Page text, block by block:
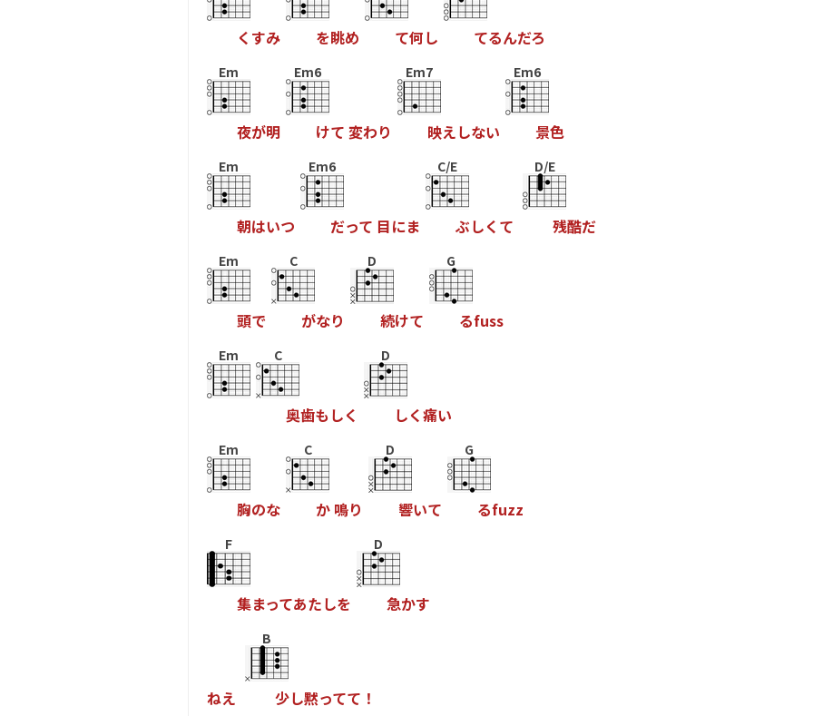
く すみ を眺め て何し てるんだろ
Em
夜が明
Em6
けて 変わり
Em7
映えしない
Em6
景色
Em
朝はいつ
Em6
だって 目にま
C/E
ぶしく て
D/E
残酷だ
Em
頭で
C
がなり
D
続けて
G
るfuss
Em C
奥歯もしく
D
しく痛い
Em
胸のな
C
か 鳴り
D
響いて
G
るfuzz
F
集まってあたしを
D
急かす
ねえ
B
少し黙ってて ！